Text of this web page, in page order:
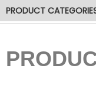
PRODUCT